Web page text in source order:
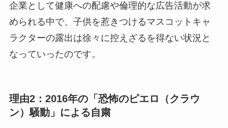
企業として健康への配慮や倫理的な広告活動が求
められる中で、子供を惹きつけるマスコットキャ
ラクターの露出は徐々に控えざるを得ない状況と
なっていったのです。
理由2：2016年の「恐怖のピエロ（クラウ
ン）騒動」による自粛